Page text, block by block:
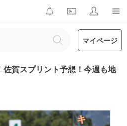
マイページ
佐賀スプリント予想！今週も地